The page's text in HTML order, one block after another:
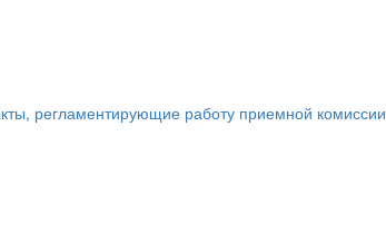
регламентирующие работу приемной комиссии